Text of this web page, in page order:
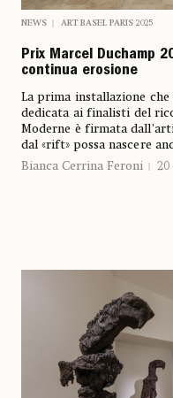
NEWS ART BASEL PARIS 2025
Prix Marcel Duchamp
continua erosione
La prima installazione
dedicata ai finalisti del
Moderne è firmata
dal «rift» possa nascere
Bianca Cerrina Feroni
20